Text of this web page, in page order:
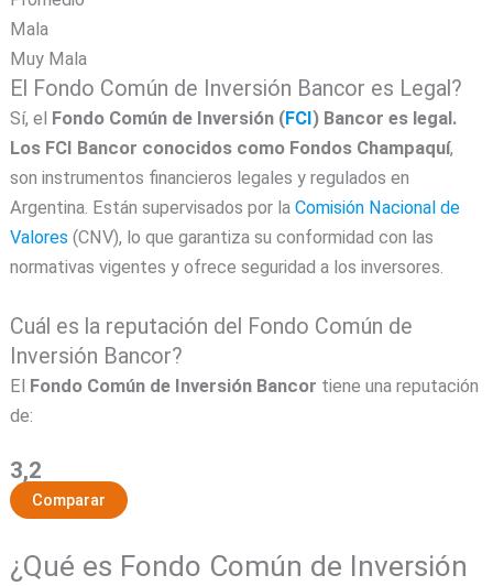
Mala
Muy Mala
El Fondo Común de Inversión Bancor es Legal?
Sí, el Fondo Común de Inversión (FCI ) Bancor es legal.
Los FCI Bancor conocidos como Fondos Champaquí,
son instrumentos financieros legales y regulados en
Argentina. Están supervisados por la Comisión Nacional de
Valores (CNV), lo que garantiza su conformidad con las
normativas vigentes y ofrece seguridad a los inversores.
Cuál es la reputación del Fondo Común de
Inversión Bancor?
El Fondo Común de Inversión Bancor tiene una reputación
de:
3,2
Comparar
¿Qué es Fondo Común de Inversión